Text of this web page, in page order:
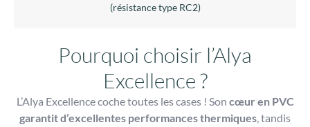
(résistance type RC2)
Pourquoi choisir l’Alya
Excellence ?
L’Alya Excellence coche toutes les cases ! Son cœur en PVC
garantit d’excellentes performances thermiques, tandis